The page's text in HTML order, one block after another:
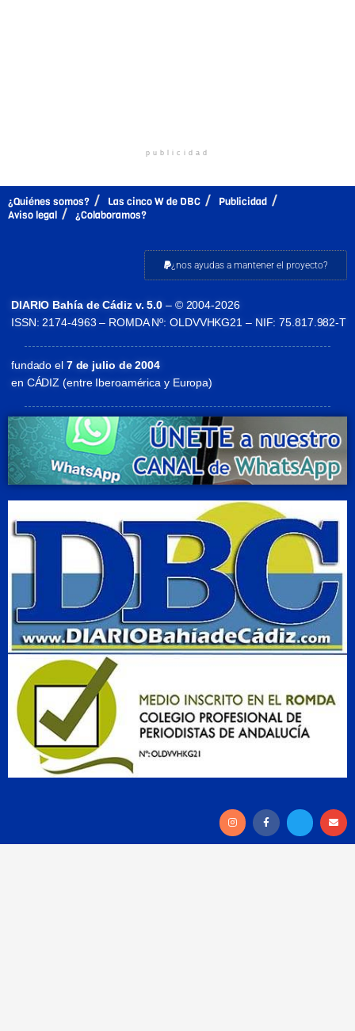
publicidad
¿Quiénes somos? Las cinco W de DBC
Publicidad
Aviso legal
¿Colaboramos?
¿nos ayudas a mantener el proyecto?
DIARIO Bahía de Cádiz v. 5.0 – © 2004-2026
ISSN: 2174-4963 – ROMDA Nº: OLDVVHKG21 – NIF: 75.817.982-T
fundado el7 de julio de 2004
en CÁDIZ (entre Iberoamérica y Europa)